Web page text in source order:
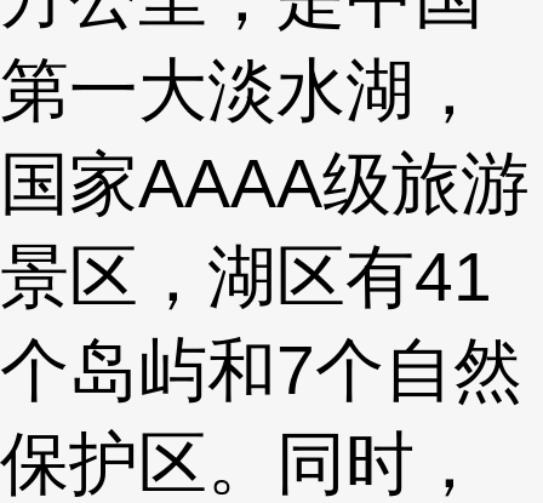
第一大淡水湖，
国家AAAA级旅游
景区，湖区有41
个岛屿和7个自然
保护区。同时，